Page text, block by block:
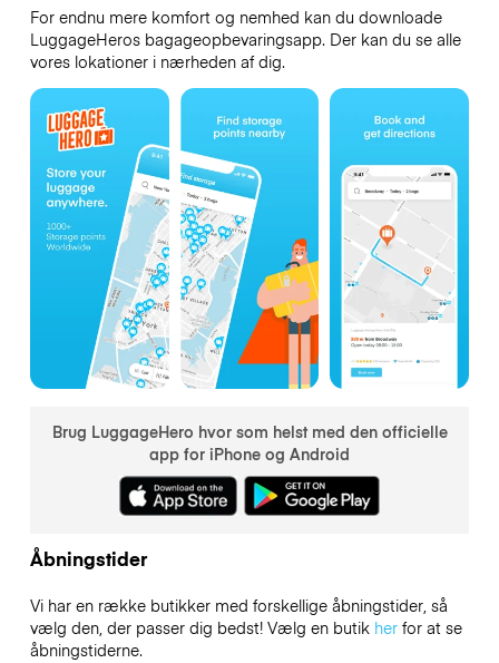
For endnu mere komfort og nemhed kan du downloade
LuggageHeros bagageopbevaringsapp. Der kan du se alle
vores lokationer i nærheden af dig.
Brug LuggageHero hvor som helst med den officielle
app for iPhone og Android
Åbningstider
Vi har en række butikker med forskellige åbningstider, så
vælg den, der passer dig bedst! Vælg en butik herfor at se
åbningstiderne.